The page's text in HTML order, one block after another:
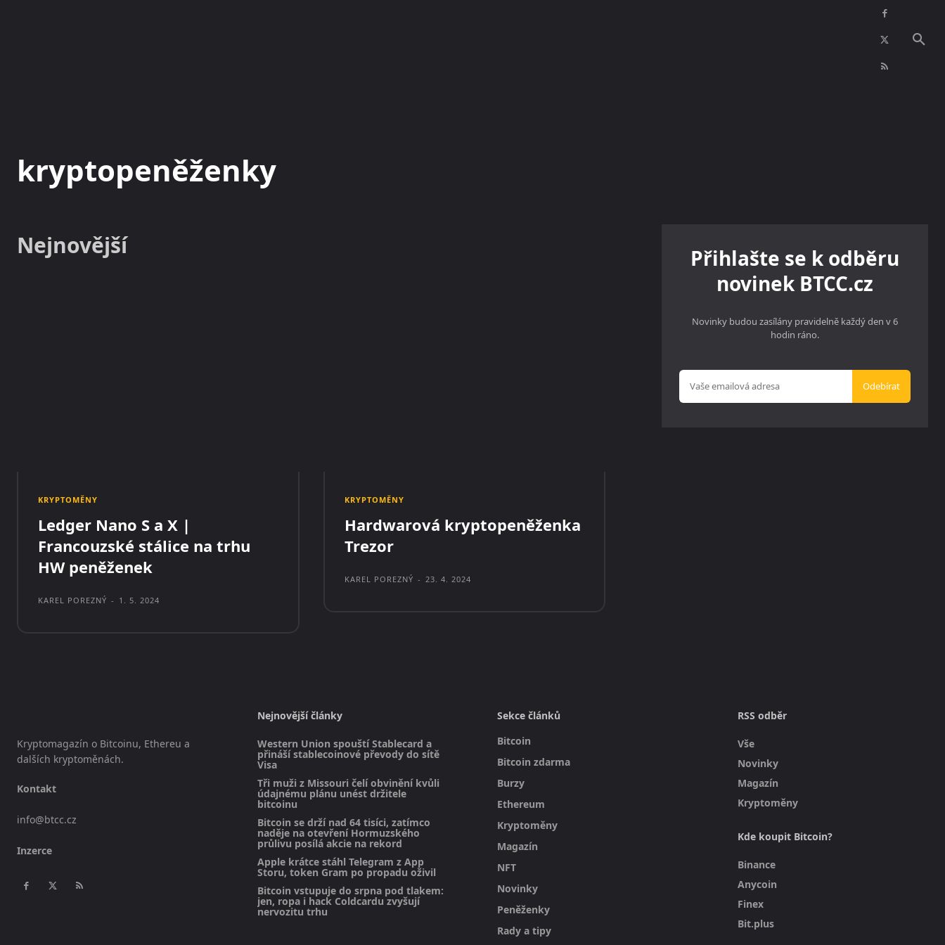
kryptopeněženky
Nejnovější
KRYPTOMĚNY
Ledger Nano S a X |
Francouzské stálice na trhu
HW peněženek
KAREL POREZNÝ - 1. 5. 2024
KRYPTOMĚNY
Hardwarová kryptopeněženka
Trezor
KAREL POREZNÝ - 23. 4. 2024
Přihlašte se k odběru
novinek BTCC.cz
Novinky budou zasílány pravidelně každý den v 6
hodin ráno.
Odebírat
Kryptomagazín o Bitcoinu, Ethereu a
dalších kryptoměnách.
Kontakt
info@btcc.cz
Inzerce
Nejnovější články
Western Union spouští Stablecard a
přináší stablecoinové převody do sítě
Visa
Tři muži z Missouri čelí obvinění kvůli
údajnému plánu unést držitele
bitcoinu
Bitcoin se drží nad 64 tisíci, zatímco
naděje na otevření Hormuzského
průlivu posílá akcie na rekord
Apple krátce stáhl Telegram z App
Storu, token Gram po propadu oživil
Bitcoin vstupuje do srpna pod tlakem:
jen, ropa i hack Coldcardu zvyšují
nervozitu trhu
Sekce článků
Bitcoin
Bitcoin zdarma
Burzy
Ethereum
Kryptoměny
Magazín
NFT
Novinky
Peněženky
Rady a tipy
RSS odběr
Vše
Novinky
Magazín
Kryptoměny
Kde koupit Bitcoin?
Binance
Anycoin
Finex
Bit.plus